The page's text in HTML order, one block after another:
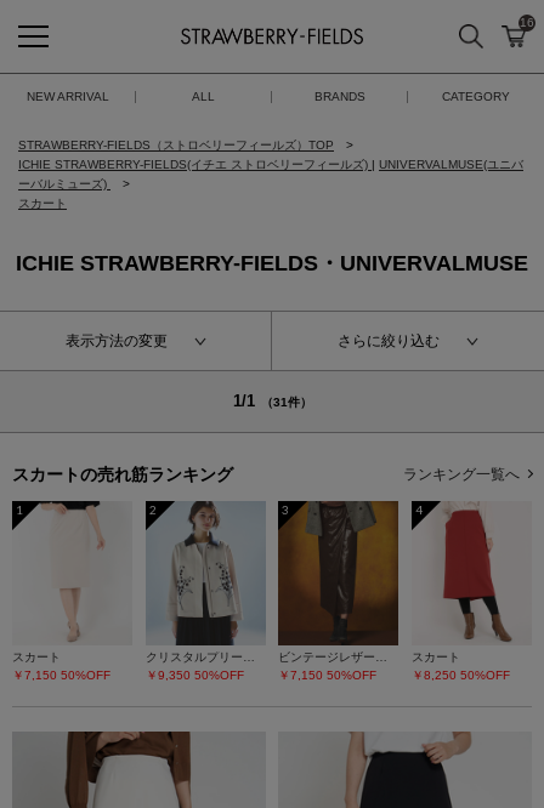
STRAWBERRY-FIELDS
検索 カ
16
NEW ARRIVAL ALL BRANDS CATEGORY
STRAWBERRY-FIELDS（ストロベリーフィールズ）TOP
ICHIE STRAWBERRY-FIELDS(イチエ ストロベリーフィールズ) | UNIVERVALMUSE(ユニバ
ーバルミューズ)
スカート
ICHIE STRAWBERRY-FIELDS・UNIVERVALMUSE
表示方法の変更 さらに絞り込む
1/1 （31件）
スカートの売れ筋ランキング ランキング一覧へ
1
スカート
￥7,150 50%OFF
2
クリスタルプリーツチュールスカート
￥9,350 50%OFF
3
ビンテージレザーライク スカート
￥7,150 50%OFF
4
スカート
￥8,250 50%OFF